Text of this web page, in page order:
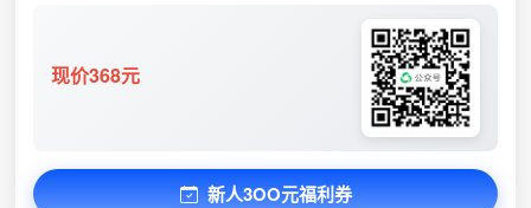
现价368元
新人3OO元福利券